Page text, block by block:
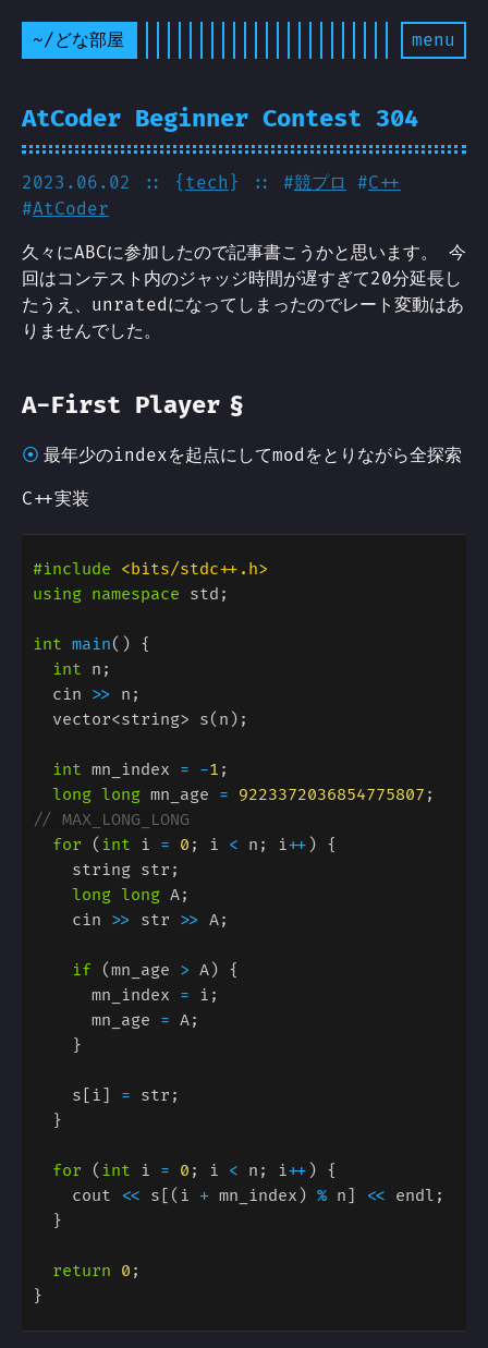
~/どな部屋 menu
AtCoder Beginner Contest 304
2023.06.02 :: { tech } :: #競プロ #C++
#AtCoder
久々にABCに参加したので記事書こうかと思います。 今
回はコンテスト内のジャッジ時間が遅すぎて20分延長し
たうえ、unratedになってしまったのでレート変動はあ
りませんでした。
A-First Player §
最年少のindexを起点にしてmodをとりながら全探索
C++実装
#include
using namespace
int main
int
  cin
>>
int mn_index = -1
long long mn_age = 9223372036854775807
for
( int i = 0 ; i < n; i ++
long long
    cin
>> str >>
if (mn_age >
      mn_index
=
      mn_age
=
    s[i]
=
for ( int i = 0 ; i < n; i ++
    cout
<< s[(i + mn_index) % n] <<
return 0